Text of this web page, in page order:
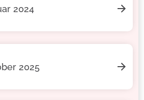
2024
2025